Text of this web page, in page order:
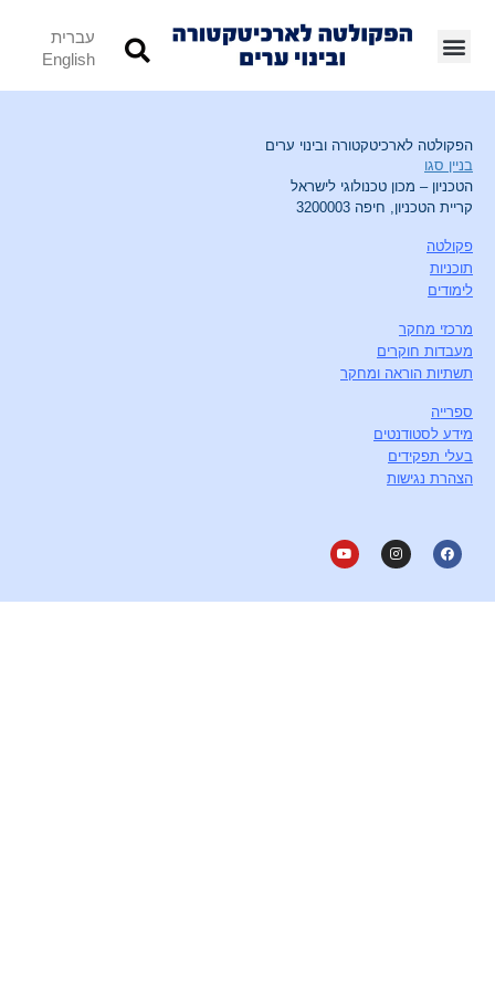
עברית
English
הפקולטה לארכיטקטורה ובינוי ערים
בניין סגו
הטכניון – מכון טכנולוגי לישראל
קריית הטכניון, חיפה 3200003
פקולטה
תוכניות
לימודים
מרכזי מחקר
מעבדות חוקרים
תשתיות הוראה ומחקר
ספרייה
מידע לסטודנטים
בעלי תפקידים
הצהרת נגישות